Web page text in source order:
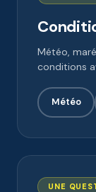
Météo,
conditions
Météo
UNE